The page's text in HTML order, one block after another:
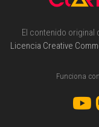
El contenido original
Licencia Creative
Funciona con